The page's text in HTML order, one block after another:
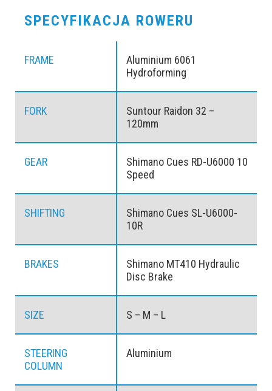
SPECYFIKACJA ROWERU
FRAME
Aluminium 6061
Hydroforming
FORK
Suntour Raidon 32 –
120mm
GEAR
Shimano Cues RD-U6000 10
Speed
SHIFTING
Shimano Cues SL-U6000-
10R
BRAKES
Shimano MT410 Hydraulic
Disc Brake
SIZE S – M – L
STEERING
COLUMN
Aluminium